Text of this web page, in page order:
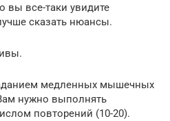
вы все-таки увидите
сказать нюансы.
медленных мышечных
нужно выполнять
повторений (10-20).